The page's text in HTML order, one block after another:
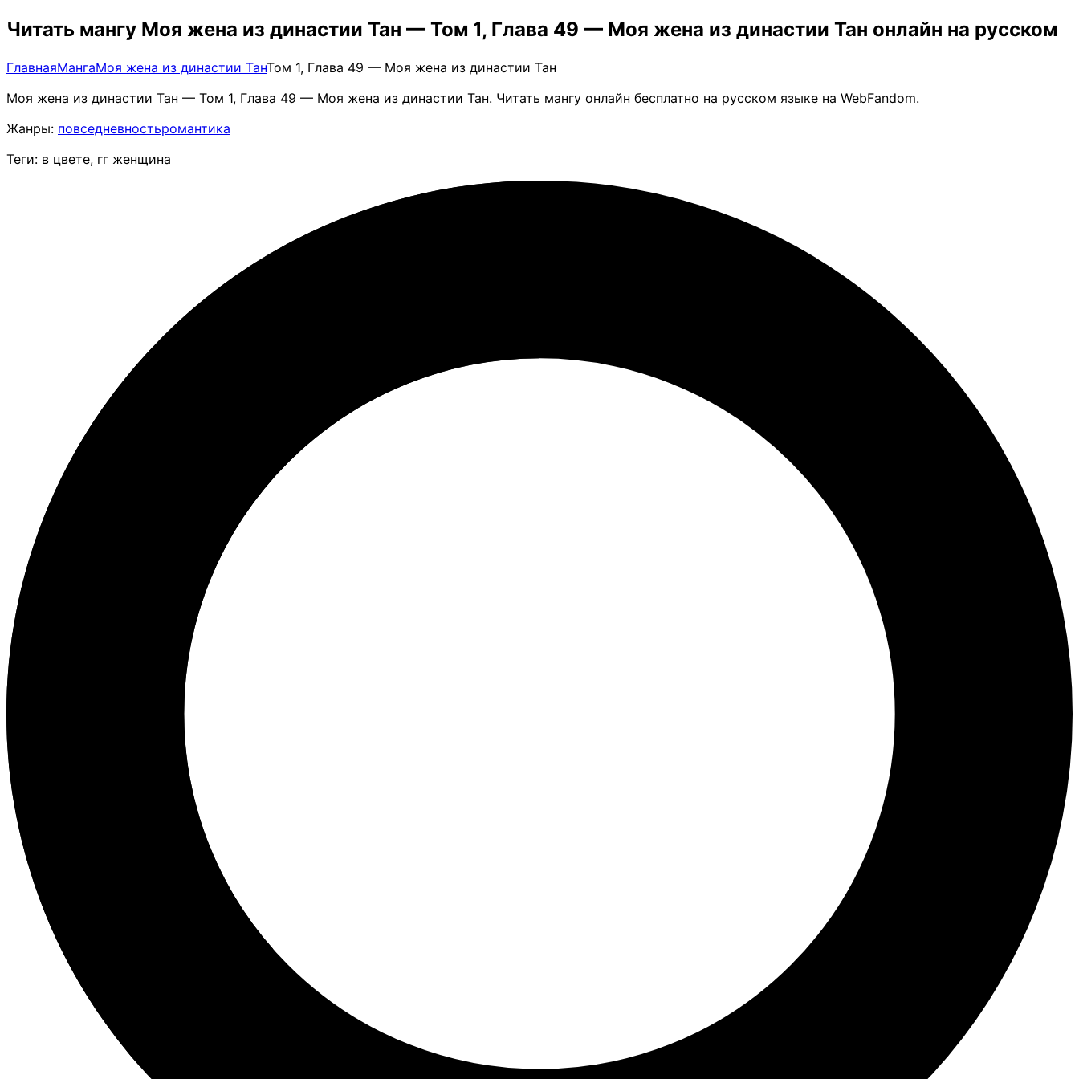
Читать мангу Моя жена из династии Тан — Том 1, Глава 49 — Моя жена из династии Тан онлайн на русском
ГлавнаяМангаМоя жена из династии ТанТом 1, Глава 49 — Моя жена из династии Тан
Моя жена из династии Тан — Том 1, Глава 49 — Моя жена из династии Тан. Читать мангу онлайн бесплатно на русском языке на WebFandom.
Жанры: повседневностьромантика
Теги: в цвете, гг женщина